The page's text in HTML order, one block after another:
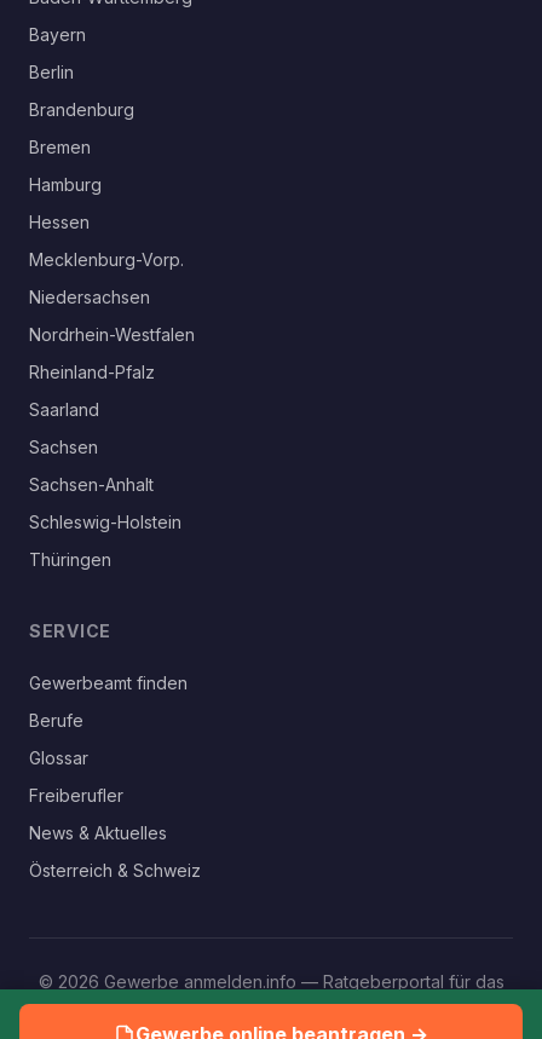
Bayern
Berlin
Brandenburg
Bremen
Hamburg
Hessen
Mecklenburg-Vorp.
Niedersachsen
Nordrhein-Westfalen
Rheinland-Pfalz
Saarland
Sachsen
Sachsen-Anhalt
Schleswig-Holstein
Thüringen
SERVICE
Gewerbeamt finden
Berufe
Glossar
Freiberufler
News & Aktuelles
Österreich & Schweiz
© 2026 Gewerbe anmelden.info — Ratgeberportal für das
eigene Gewerbe
Gewerbe online beantragen →